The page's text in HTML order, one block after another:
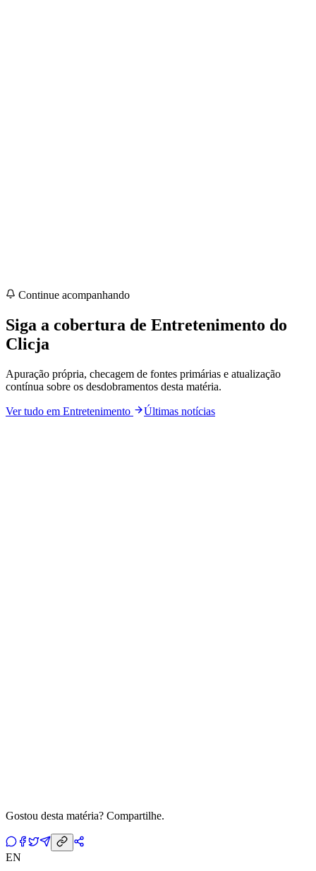
Continue acompanhando
Siga a cobertura de Entretenimento do
Clicja
Apuração própria, checagem de fontes primárias e atualização
contínua sobre os desdobramentos desta matéria.
Ver tudo em Entretenimento Últimas notícias
Gostou desta matéria? Compartilhe.
EN